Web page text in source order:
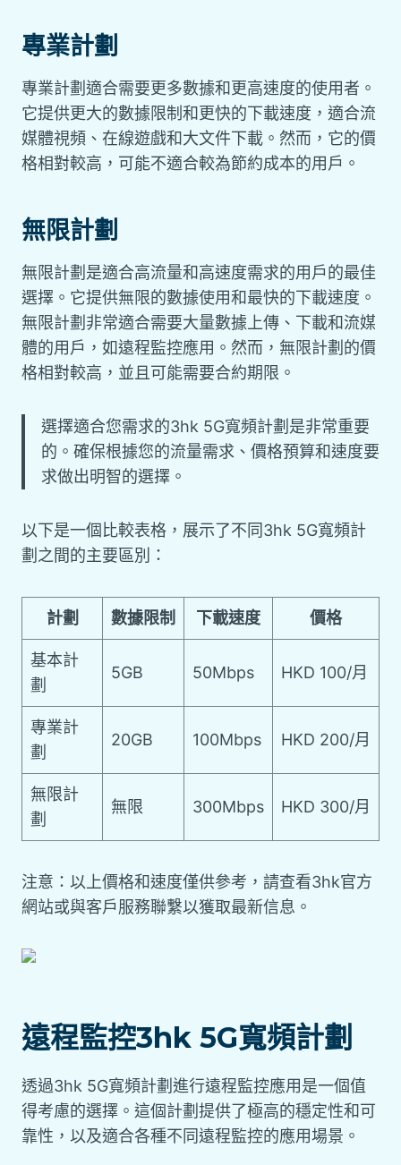
專業計劃
專業計劃適合需要更多數據和更高速度的使用者。
它提供更大的數據限制和更快的下載速度，適合流
媒體視頻、在線遊戲和大文件下載。然而，它的價
格相對較高，可能不適合較為節約成本的用戶。
無限計劃
無限計劃是適合高流量和高速度需求的用戶的最佳
選擇。它提供無限的數據使用和最快的下載速度。
無限計劃非常適合需要大量數據上傳、下載和流媒
體的用戶，如遠程監控應用。然而，無限計劃的價
格相對較高，並且可能需要合約期限。
選擇適合您需求的3hk 5G寬頻計劃是非常重要
的。確保根據您的流量需求、價格預算和速度要
求做出明智的選擇。
以下是一個比較表格，展示了不同3hk 5G寬頻計
劃之間的主要區別：
計劃 數據限制 下載速度 價格
基本計
劃
5GB 50Mbps HKD 100/月
專業計
劃
20GB 100Mbps HKD 200/月
無限計
劃
無限 300Mbps HKD 300/月
注意：以上價格和速度僅供參考，請查看3hk官方
網站或與客戶服務聯繫以獲取最新信息。
遠程監控3hk 5G寬頻計劃
透過3hk 5G寬頻計劃進行遠程監控應用是一個值
得考慮的選擇。這個計劃提供了極高的穩定性和可
靠性，以及適合各種不同遠程監控的應用場景。